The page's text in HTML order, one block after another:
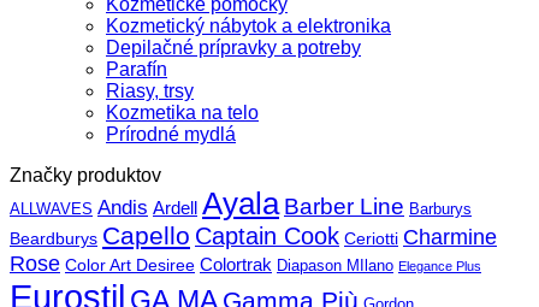
Kozmetický nábytok a elektronika
Depilačné prípravky a potreby
Parafín
Riasy, trsy
Kozmetika na telo
Prírodné mydlá
Značky produktov
ALLWAVES Andis Ardell Ayala Barber Line Barburys
Beardburys Capello Captain Cook Ceriotti Charmine
Rose Color Art Desiree Colortrak Diapason MIlano Elegance Plus
Eurostil GA.MA Gamma Più Gordon